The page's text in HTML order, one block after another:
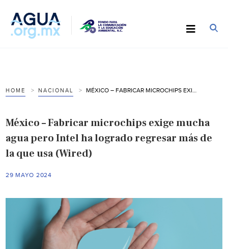
HOME NACIONAL
México – Fabricar microchips exige mucha
agua pero Intel ha logrado regresar más de
la que usa (Wired)
29 MAYO 2024